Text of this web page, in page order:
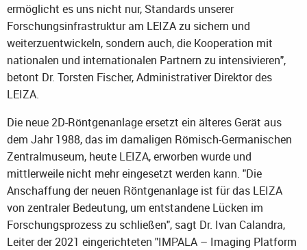
ermöglicht es uns nicht nur, Standards unserer
Forschungsinfrastruktur am LEIZA zu sichern und
weiterzuentwickeln, sondern auch, die Kooperation mit
nationalen und internationalen Partnern zu intensivieren",
betont Dr. Torsten Fischer, Administrativer Direktor des
LEIZA.
Die neue 2D-Röntgenanlage ersetzt ein älteres Gerät aus
dem Jahr 1988, das im damaligen Römisch-Germanischen
Zentralmuseum, heute LEIZA, erworben wurde und
mittlerweile nicht mehr eingesetzt werden kann. "Die
Anschaffung der neuen Röntgenanlage ist für das LEIZA
von zentraler Bedeutung, um entstandene Lücken im
Forschungsprozess zu schließen", sagt Dr. Ivan Calandra,
Leiter der 2021 eingerichteten "IMPALA – Imaging Platform